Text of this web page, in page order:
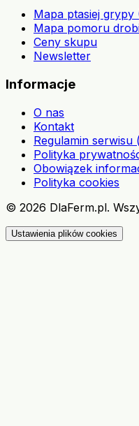
Mapa ptasiej grypy
Mapa pomoru
Ceny skupu
Newsletter
Informacje
O nas
Kontakt
Regulamin serwisu
Polityka
Obowiązek
Polityka cookies
© 2026 DlaFerm.pl.
Ustawienia plików cookies